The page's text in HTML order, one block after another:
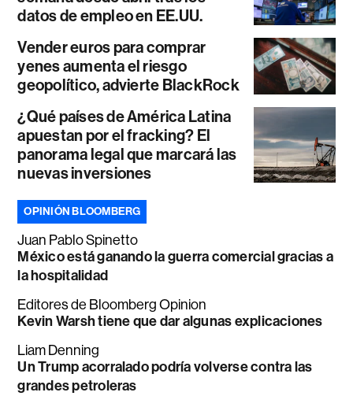
datos de empleo en EE.UU.
Vender euros para comprar
yenes aumenta el riesgo
geopolítico, advierte BlackRock
¿Qué países de América Latina
apuestan por el fracking? El
panorama legal que marcará las
nuevas inversiones
OPINIÓN BLOOMBERG
Juan Pablo Spinetto
México está ganando la guerra comercial gracias a
la hospitalidad
Editores de Bloomberg Opinion
Kevin Warsh tiene que dar algunas explicaciones
Liam Denning
Un Trump acorralado podría volverse contra las
grandes petroleras